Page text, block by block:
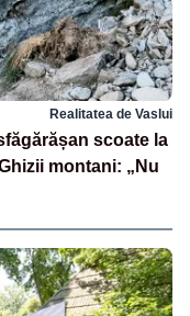
Realitatea de Vaslui
scoate la
montani: „Nu